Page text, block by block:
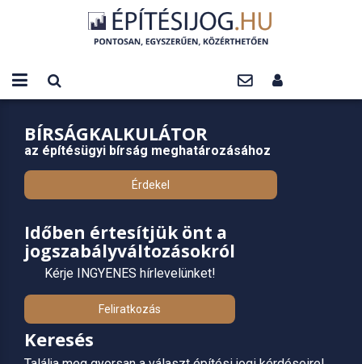
BÍRSÁGKALKULÁTOR
az építésügyi bírság meghatározásához
Érdekel
Időben értesítjük önt a
jogszabályváltozásokról
Kérje INGYENES hírlevelünket!
Feliratkozás
Keresés